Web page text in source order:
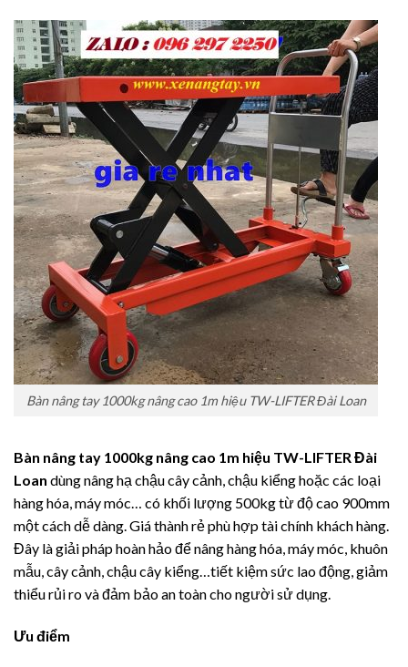
Bàn nâng tay 1000kg nâng cao 1m hiệu TW-LIFTER Đài Loan
Bàn nâng tay 1000kg nâng cao 1m hiệu TW-LIFTER Đài
Loan dùng nâng hạ chậu cây cảnh, chậu kiểng hoặc các loại
hàng hóa, máy móc… có khối lượng 500kg từ độ cao 900mm
một cách dễ dàng. Giá thành rẻ phù hợp tài chính khách hàng.
Đây là giải pháp hoàn hảo để nâng hàng hóa, máy móc, khuôn
mẫu, cây cảnh, chậu cây kiểng…tiết kiệm sức lao động, giảm
thiểu rủi ro và đảm bảo an toàn cho người sử dụng.
Ưu điểm